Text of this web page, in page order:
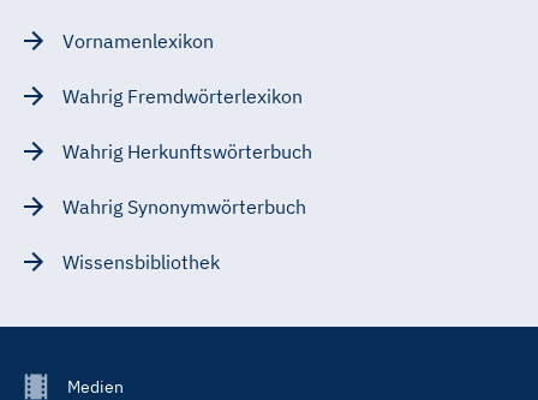
Vornamenlexikon
Wahrig Fremdwörterlexikon
Wahrig Herkunftswörterbuch
Wahrig Synonymwörterbuch
Wissensbibliothek
FooterMedien